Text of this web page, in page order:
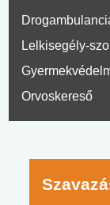
Lelkisegély-
Orvoskereső